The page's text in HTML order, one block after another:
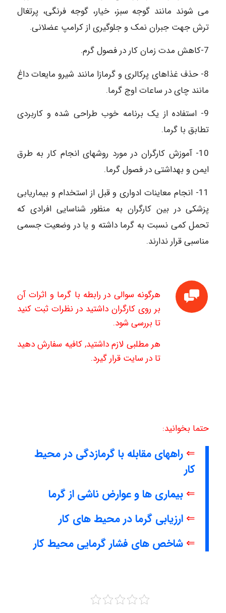
می شوند مانند گوجه سبز، خیار، گوجه فرنگی، پرتغال
ترش جهت جبران نمک و جلوگیری از کرامپ عضلانی.
7-کاهش مدت زمان کار در فصول گرم.
8- حذف غذاهای پرکالری و گرمازا مانند شیرو مایعات داغ
مانند چای در ساعات اوج گرما.
9- استفاده از یک برنامه خوب طراحی شده و کاربردی
تطابق با گرما.
10- آموزش کارگران در مورد روشهای انجام کار به طرق
ایمن و بهداشتی در فصول گرما.
11- انجام معاینات ادواری و قبل از استخدام و بیماریابی
پزشکی در بین کارگران به منظور شناسایی افرادی که
تحمل کمی نسبت به گرما داشته و یا در وضعیت جسمی
مناسبی قرار ندارند.
هرگونه سوالی در رابطه با گرما و اثرات آن
بر روی کارگران داشتید در نظرات ثبت کنید
تا بررسی شود.
هر مطلبی لازم داشتید, کافیه سفارش دهید
تا در سایت قرار گیرد.
حتما بخوانید:
⇐ راههای مقابله با گرمازدگی در محیط
کار
⇐ بیماری ها و عوارض ناشی از گرما
⇐ ارزیابی گرما در محیط های کار
⇐ شاخص های فشار گرمایی محیط کار